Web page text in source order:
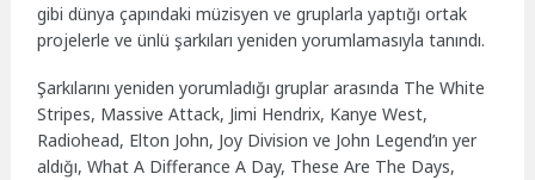
gibi dünya çapındaki müzisyen ve gruplarla yaptığı ortak
projelerle ve ünlü şarkıları yeniden yorumlamasıyla tanındı.
Şarkılarını yeniden yorumladığı gruplar arasında The White
Stripes, Massive Attack, Jimi Hendrix, Kanye West,
Radiohead, Elton John, Joy Division ve John Legend’ın yer
aldığı, What A Differance A Day, These Are The Days,